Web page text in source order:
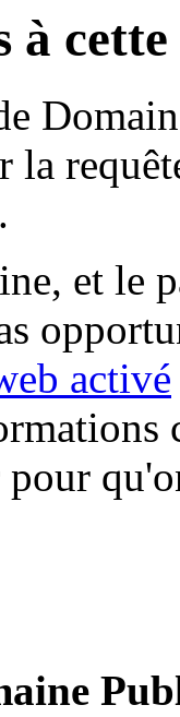
à
la
et le
activé